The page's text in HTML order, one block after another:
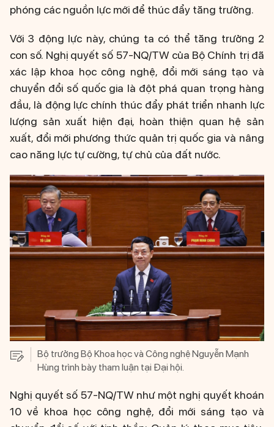
phóng các nguồn lực mới để thúc đẩy tăng trưởng.
Với 3 động lực này, chúng ta có thể tăng trưởng 2
con số. Nghị quyết số 57-NQ/TW của Bộ Chính trị đã
xác lập khoa học công nghệ, đổi mới sáng tạo và
chuyển đổi số quốc gia là đột phá quan trọng hàng
đầu, là động lực chính thúc đẩy phát triển nhanh lực
lượng sản xuất hiện đại, hoàn thiện quan hệ sản
xuất, đổi mới phương thức quản trị quốc gia và nâng
cao năng lực tự cường, tự chủ của đất nước.
Bộ trưởng Bộ Khoa học và Công nghệ Nguyễn Mạnh
Hùng trình bày tham luận tại Đại hội.
Nghị quyết số 57-NQ/TW như một nghị quyết khoán
10 về khoa học công nghệ, đổi mới sáng tạo và